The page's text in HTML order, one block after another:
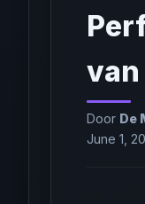
van
Door De
June 1,